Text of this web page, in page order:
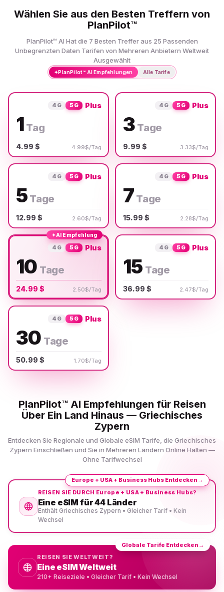
Wählen Sie aus den Besten Treffern von
PlanPilot™
PlanPilot™ AI Hat die 7 Besten Treffer aus 25 Passenden
Unbegrenzten Daten Tarifen von Mehreren Anbietern Weltweit
Ausgewählt
✦PlanPilot™ AI Empfehlungen Alle Tarife
4G 5G Plus
1 Tag
4.99 $ 4.99$/Tag
4G 5G Plus
3 Tage
9.99 $ 3.33$/Tag
4G 5G Plus
5 Tage
12.99 $ 2.60$/Tag
4G 5G Plus
7 Tage
15.99 $ 2.28$/Tag
✦AI Empfehlung
4G 5G Plus
10 Tage
24.99 $ 2.50$/Tag
4G 5G Plus
15 Tage
36.99 $ 2.47$/Tag
4G 5G Plus
30 Tage
50.99 $ 1.70$/Tag
PlanPilot™ AI Empfehlungen für Reisen
Über Ein Land Hinaus — Griechisches
Zypern
Entdecken Sie Regionale und Globale eSIM Tarife, die Griechisches
Zypern Einschließen und Sie in Mehreren Ländern Online Halten —
Ohne Tarifwechsel
REISEN SIE DURCH Europe + USA + Business Hubs?
Eine eSIM für 44 Länder
Enthält Griechisches Zypern • Gleicher Tarif • Kein
Wechsel
Europe + USA + Business Hubs Entdecken →
REISEN SIE WELTWEIT?
Eine eSIM Weltweit
210+ Reiseziele • Gleicher Tarif • Kein Wechsel
Globale Tarife Entdecken →